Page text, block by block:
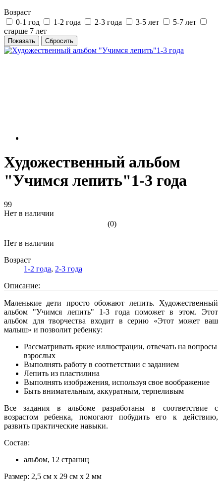
Возраст
0-1 год
1-2 года 2-3 года 3-5 лет
5-7 лет
старше 7 лет
Художественный альбом
"Учимся лепить"1-3 года
99
Нет в наличии
(0)
Нет в наличии
Возраст
1-2 года, 2-3 года
Описание:
Маленькие дети просто обожают лепить. Художественный
альбом "Учимся лепить" 1-3 года поможет в этом. Этот
альбом для творчества входит в серию «Этот может ваш
малыш» и позволит ребенку:
Рассматривать яркие иллюстрации, отвечать на вопросы
взрослых
Выполнять работу в соответствии с заданием
Лепить из пластилина
Выполнять изображения, используя свое воображение
Быть внимательным, аккуратным, терпеливым
Все задания в альбоме разработаны в соответствие с
возрастом ребенка, помогают побудить его к действию,
развить практические навыки.
Состав:
альбом, 12 страниц
Размер: 2,5 см x 29 см x 2 мм